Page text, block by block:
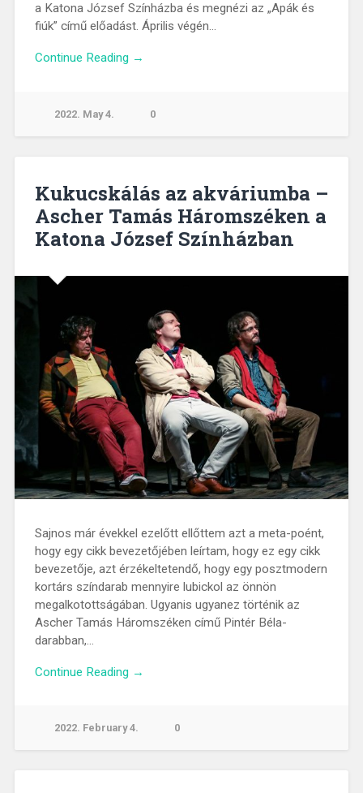
a Katona József Színházba és megnézi az „Apák és
fiúk” című előadást. Április végén…
Continue Reading →
2022. May 4. 0
Kukucskálás az akváriumba –
Ascher Tamás Háromszéken a
Katona József Színházban
Sajnos már évekkel ezelőtt ellőttem azt a meta-poént,
hogy egy cikk bevezetőjében leírtam, hogy ez egy cikk
bevezetője, azt érzékeltetendő, hogy egy posztmodern
kortárs színdarab mennyire lubickol az önnön
megalkotottságában. Ugyanis ugyanez történik az
Ascher Tamás Háromszéken című Pintér Béla-
darabban,…
Continue Reading →
2022. February 4. 0